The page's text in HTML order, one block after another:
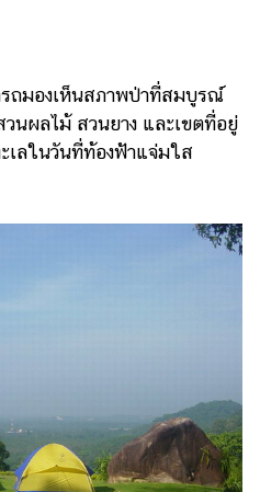
ถมองเห็นสภาพป่าที่สมบูรณ์
นผลไม้ สวนยาง และเขตที่อยู่
เลในวันที่ท้องฟ้าแจ่มใส